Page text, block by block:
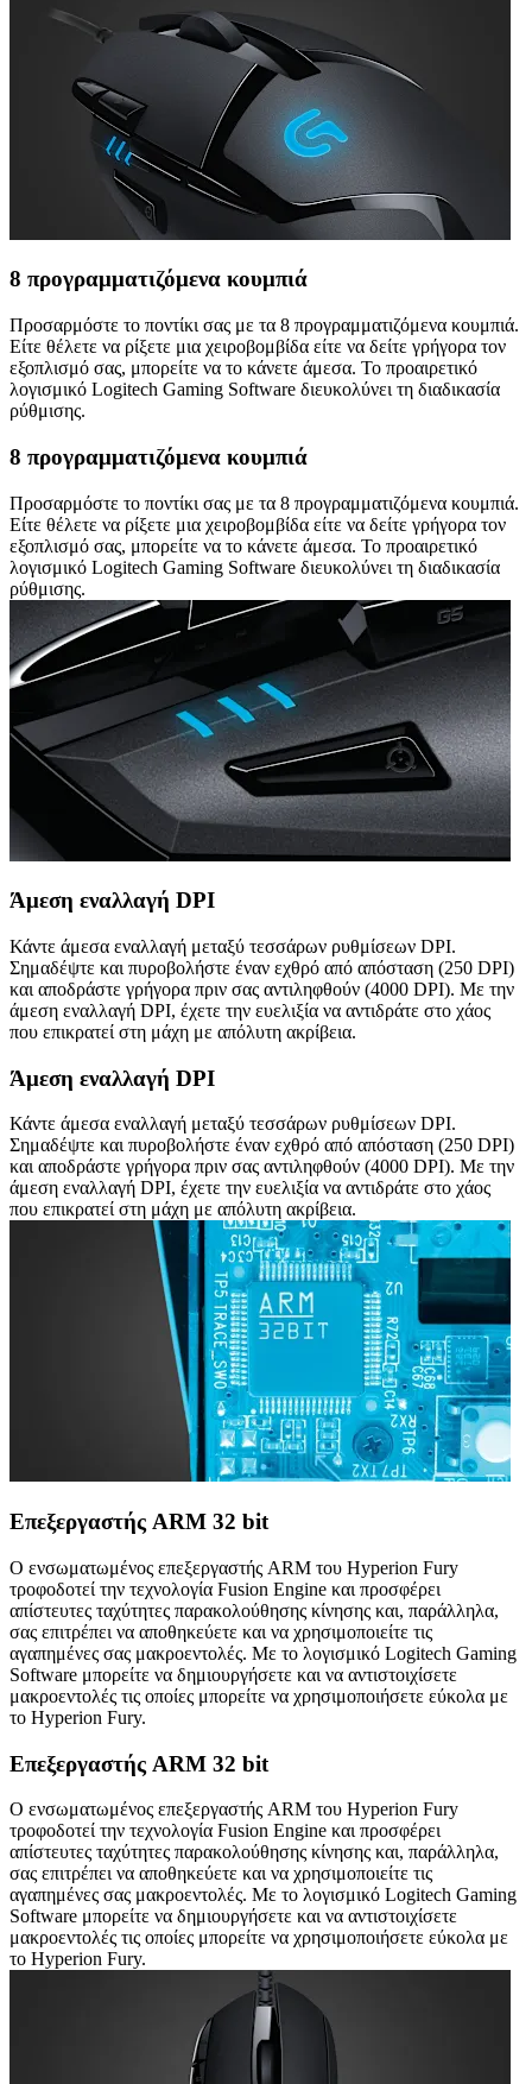
8 προγραμματιζόμενα κουμπιά
Προσαρμόστε το ποντίκι σας με τα 8 προγραμματιζόμενα κουμπιά.
Είτε θέλετε να ρίξετε μια χειροβομβίδα είτε να δείτε γρήγορα τον
εξοπλισμό σας, μπορείτε να το κάνετε άμεσα. Το προαιρετικό
λογισμικό Logitech Gaming Software διευκολύνει τη διαδικασία
ρύθμισης.
8 προγραμματιζόμενα κουμπιά
Προσαρμόστε το ποντίκι σας με τα 8 προγραμματιζόμενα κουμπιά.
Είτε θέλετε να ρίξετε μια χειροβομβίδα είτε να δείτε γρήγορα τον
εξοπλισμό σας, μπορείτε να το κάνετε άμεσα. Το προαιρετικό
λογισμικό Logitech Gaming Software διευκολύνει τη διαδικασία
ρύθμισης.
Άμεση εναλλαγή DPI
Κάντε άμεσα εναλλαγή μεταξύ τεσσάρων ρυθμίσεων DPI.
Σημαδέψτε και πυροβολήστε έναν εχθρό από απόσταση (250 DPI)
και αποδράστε γρήγορα πριν σας αντιληφθούν (4000 DPI). Με την
άμεση εναλλαγή DPI, έχετε την ευελιξία να αντιδράτε στο χάος
που επικρατεί στη μάχη με απόλυτη ακρίβεια.
Άμεση εναλλαγή DPI
Κάντε άμεσα εναλλαγή μεταξύ τεσσάρων ρυθμίσεων DPI.
Σημαδέψτε και πυροβολήστε έναν εχθρό από απόσταση (250 DPI)
και αποδράστε γρήγορα πριν σας αντιληφθούν (4000 DPI). Με την
άμεση εναλλαγή DPI, έχετε την ευελιξία να αντιδράτε στο χάος
που επικρατεί στη μάχη με απόλυτη ακρίβεια.
Επεξεργαστής ARM 32 bit
Ο ενσωματωμένος επεξεργαστής ARM του Hyperion Fury
τροφοδοτεί την τεχνολογία Fusion Engine και προσφέρει
απίστευτες ταχύτητες παρακολούθησης κίνησης και, παράλληλα,
σας επιτρέπει να αποθηκεύετε και να χρησιμοποιείτε τις
αγαπημένες σας μακροεντολές. Με το λογισμικό Logitech Gaming
Software μπορείτε να δημιουργήσετε και να αντιστοιχίσετε
μακροεντολές τις οποίες μπορείτε να χρησιμοποιήσετε εύκολα με
το Hyperion Fury.
Επεξεργαστής ARM 32 bit
Ο ενσωματωμένος επεξεργαστής ARM του Hyperion Fury
τροφοδοτεί την τεχνολογία Fusion Engine και προσφέρει
απίστευτες ταχύτητες παρακολούθησης κίνησης και, παράλληλα,
σας επιτρέπει να αποθηκεύετε και να χρησιμοποιείτε τις
αγαπημένες σας μακροεντολές. Με το λογισμικό Logitech Gaming
Software μπορείτε να δημιουργήσετε και να αντιστοιχίσετε
μακροεντολές τις οποίες μπορείτε να χρησιμοποιήσετε εύκολα με
το Hyperion Fury.